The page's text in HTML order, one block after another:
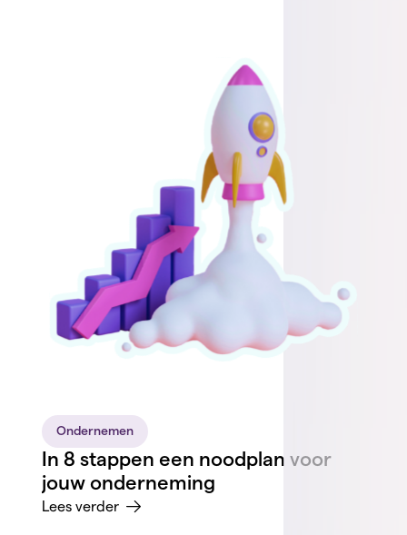
Ondernemen
In 8 stappen een noodplan voor
jouw onderneming
Lees verder